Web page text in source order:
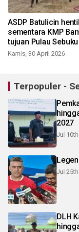
ASDP Batulicin
sementara KMP
tujuan Pulau Sebuku
Kamis, 30 April 2026
Terpopuler -
2027
Jul 10th
Jul 25th
DLH